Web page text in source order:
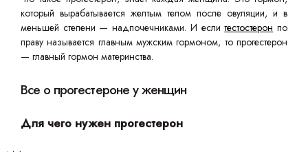
который вырабатывается желтым телом после овуляции, и в
меньшей степени — надпочечниками. И еслитестостерон по
праву называется главным мужским гормоном, то прогестерон
— главный гормон материнства.
Все о прогестероне у женщин
Для чего нужен прогестерон